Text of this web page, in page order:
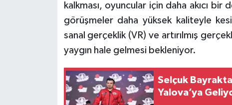
kalkması, oyuncular için daha akıcı
görüşmeler daha yüksek kaliteyle
sanal gerçeklik (VR) ve artırılmış
yaygın hale gelmesi bekleniyor.
Selçuk
Yalova’ya